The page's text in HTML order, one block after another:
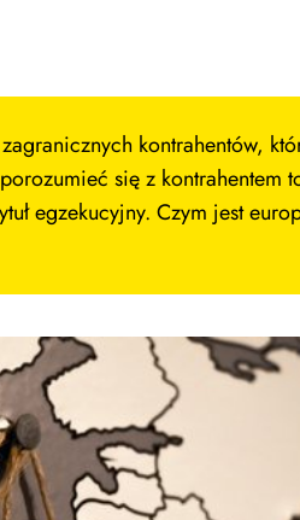
kontrahentów,
się z kontrahentem
egzekucyjny. Czym jest